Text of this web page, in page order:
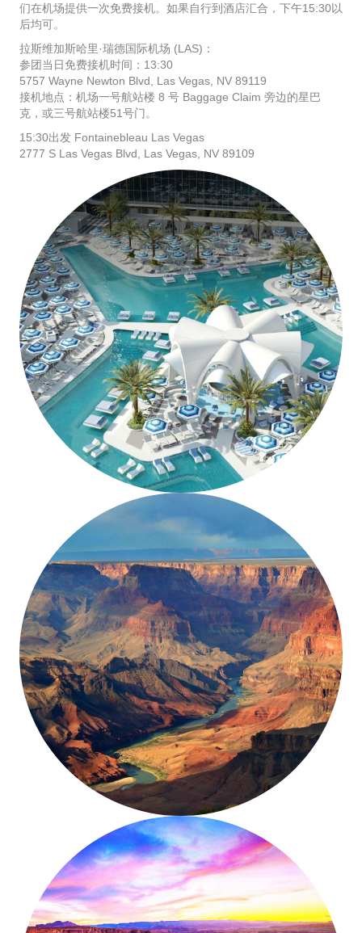
们在机场提供一次免费接机。如果自行到酒店汇合，下午15:30以
后均可。
拉斯维加斯哈里·瑞德国际机场 (LAS)：
参团当日免费接机时间：13:30
5757 Wayne Newton Blvd, Las Vegas, NV 89119
接机地点：机场一号航站楼 8 号 Baggage Claim 旁边的星巴
克，或三号航站楼51号门。
15:30出发 Fontainebleau Las Vegas
2777 S Las Vegas Blvd, Las Vegas, NV 89109